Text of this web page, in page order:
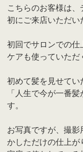
こちらのお客様は
初にご来店いただい
初回でサロンでの仕
ケアも使っていただ
初めて髪を見せてい
「人生で今が一番
す。
お写真ですが、撮
かしただけの仕上が